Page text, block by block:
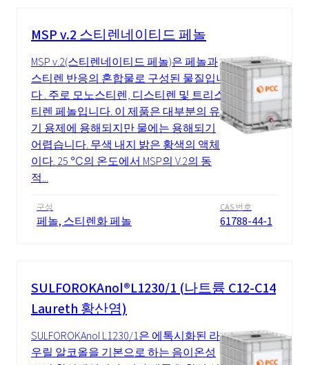
MSP v.2 스티렌네이티드 페놀
MSP v.2(스티렌네이티드 페놀)은 페놀과
스티렌 반응의 혼합물로 구성된 물질입니
다 . 주로 모노스티렌, 디스티렌 및 트리스
티렌 페놀입니다. 이 제품은 대부분의 유
기 용제에 용해되지만 물에는 용해되기
어렵습니다. 무색 내지 밝은 황색의 액체
이다. 25 ℃의 온도에서 MSP의 V.2의 동
적...
구성
페놀, 스티렌화 페놀
CAS 번호
61788-44-1
SULFOROKAnol®L1230/1 (나트륨 C12-C14
Laureth 황산염)
SULFOROKAnol L1230/1은 에톡시화된 라
우릴 알코올을 기본으로 하는 음이온성